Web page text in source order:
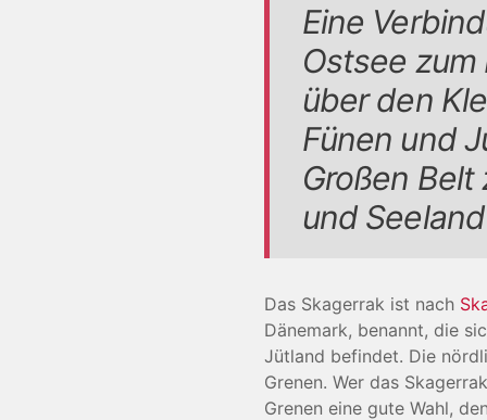
Eine
Ostsee
über den
Fünen und
Großen
und
Das Skagerrak ist nach
Dänemark, benannt, die
Jütland befindet. Die
Grenen. Wer das
Grenen eine gute Wahl,